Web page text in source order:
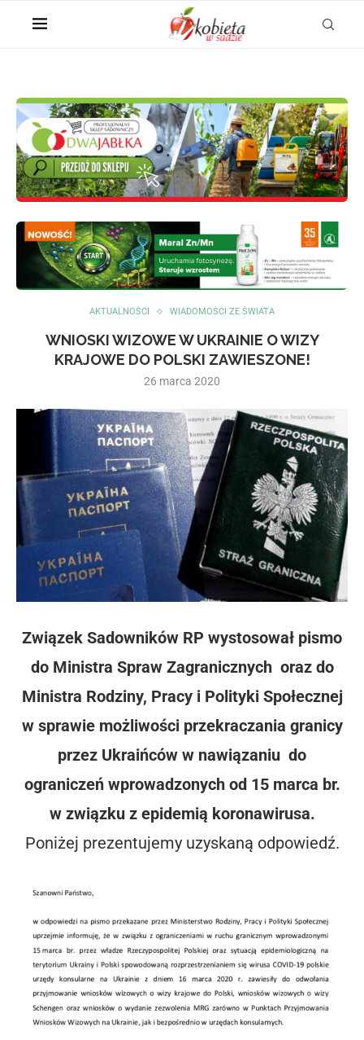
AKTUALNOŚCI WIADOMOŚCI ZE ŚWIATA
WNIOSKI WIZOWE W UKRAINIE O WIZY
KRAJOWE DO POLSKI ZAWIESZONE!
26 marca 2020
Związek Sadowników RP wystosował pismo
do Ministra Spraw Zagranicznych oraz do
Ministra Rodziny, Pracy i Polityki Społecznej
w sprawie możliwości przekraczania granicy
przez Ukraińców w nawiązaniu do
ograniczeń wprowadzonych od 15 marca br.
w związku z epidemią koronawirusa.
Poniżej prezentujemy uzyskaną odpowiedź.